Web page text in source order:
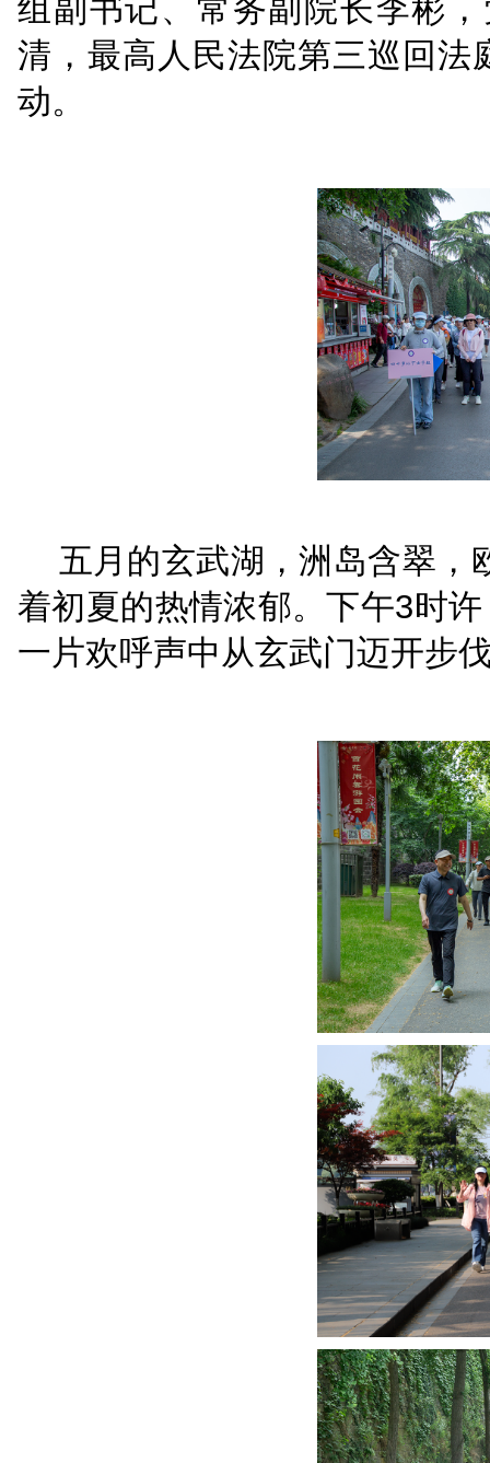
下午，最高人民法院第
齐奋进 提振精神勇争
党组副书记、副庭长
员、党务廉政专员宋楚
组副书记、常务副院
清，最高人民法院第
动。
五月的玄武湖，洲岛
着初夏的热情浓郁。下
一片欢呼声中从玄武门